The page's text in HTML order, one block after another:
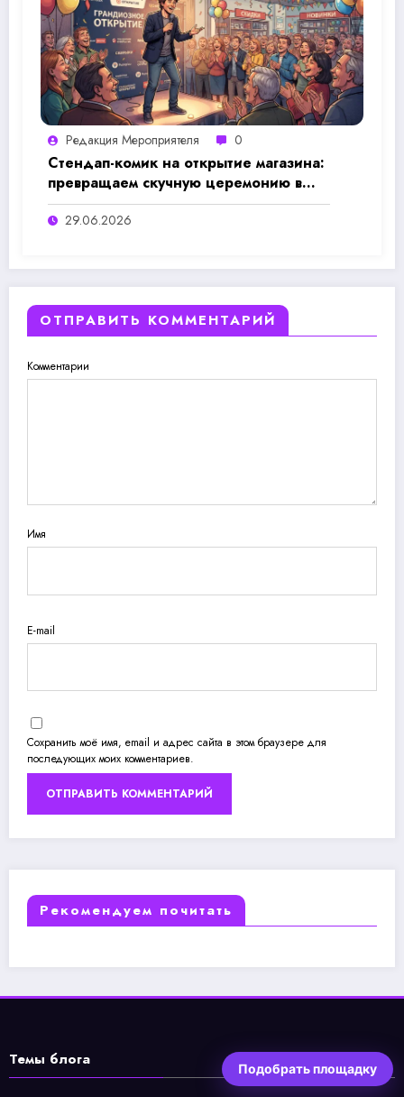
Редакция Мероприятеля 0
Стендап-комик на открытие магазина:
превращаем скучную церемонию в
незабываемое событие
29.06.2026
ОТПРАВИТЬ КОММЕНТАРИЙ
Комментарии
Имя
E-mail
Сохранить моё имя, email и адрес сайта в этом браузере для
последующих моих комментариев.
Рекомендуем почитать
Темы блога Подобрать площадку